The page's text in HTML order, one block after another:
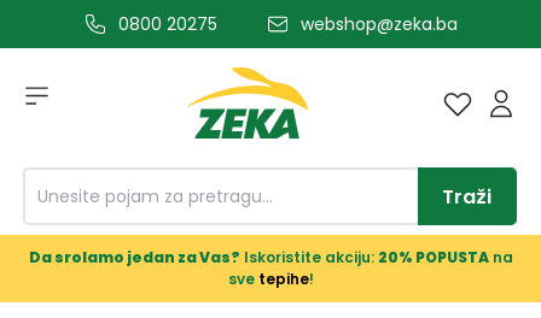
glavni sadržaj0800 20275 webshop@zeka.ba
Traži
Da srolamo jedan za Vas? Iskoristite akciju: 20% POPUSTAna
sve tepihe!